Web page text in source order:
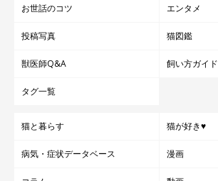
お世話のコツ エンタメ
投稿写真 猫図鑑
獣医師Q&A 飼い方ガイド
タグ一覧
猫と暮らす 猫が好き♥
病気・症状データベース 漫画